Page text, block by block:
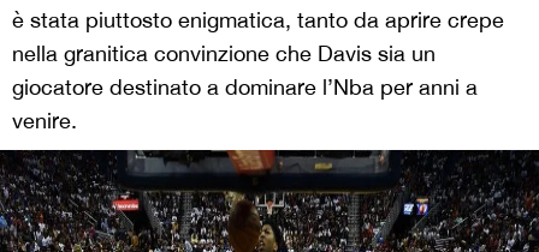
è stata piuttosto enigmatica, tanto da aprire crepe
nella granitica convinzione che Davis sia un
giocatore destinato a dominare l’Nba per anni a
venire.